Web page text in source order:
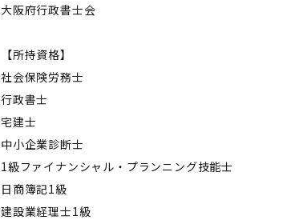
大阪府行政書士会
【所持資格】
社会保険労務士
行政書士
宅建士
中小企業診断士
1級ファイナンシャル・プランニング技能士
日商簿記1級
建設業経理士1級